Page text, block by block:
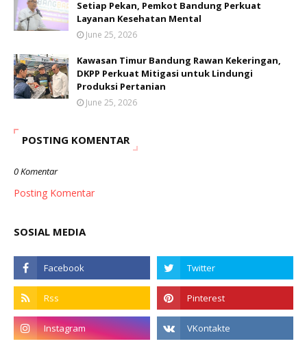
Setiap Pekan, Pemkot Bandung Perkuat
Layanan Kesehatan Mental
June 25, 2026
Kawasan Timur Bandung Rawan Kekeringan,
DKPP Perkuat Mitigasi untuk Lindungi
Produksi Pertanian
June 25, 2026
POSTING KOMENTAR
0 Komentar
Posting Komentar
SOSIAL MEDIA